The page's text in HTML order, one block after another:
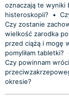
oznaczają te wyniki
histeroskopii?
•
Czy zostanie
wielkość zarodka
przed ciążą i mogę
pomyliłam tabletki?
Czy powinnam
okresie?